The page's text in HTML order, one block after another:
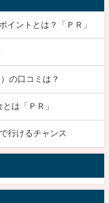
イントとは？「ＰＲ」
の口コミは？
は「ＰＲ」
行けるチャンス